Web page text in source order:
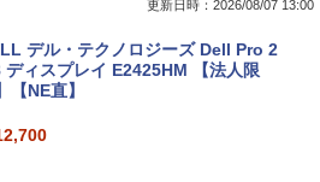
Soundcore P31i ブラック
WAYNE feat. Flo Milli, ATL Jacob
天然水 ラベルレス 500ml ×24本
の天然水 バナジウム含有 水 ミネラル
ター ペットボトル 静岡県産 500ミリリ
居酒屋「のぶ」(22) (角川コミックス・
)
天1位常連】【新品】 2026年最新モ
ノートパソコン パソコン JIS 日本
ーボード 第14世代CPU搭載 Windo
ド液晶 フルHD cpu N95/N5095/N34
EliteDesk800 G4 SFF オフィス付き
8500 / メモリ16GB / HDD500GB
Pro 中古 デスクトップパソ
M.2 SSD 512GB~1TB Windows10 O
更新日時：2026/08/07 13:00
デル・テクノロジーズ Dell Pro 2
ディスプレイ E2425HM 【法人限
【NE直】